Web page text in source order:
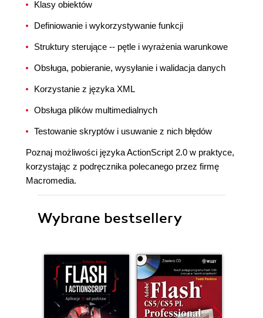
Klasy obiektów
Definiowanie i wykorzystywanie funkcji
Struktury sterujące -- pętle i wyrażenia warunkowe
Obsługa, pobieranie, wysyłanie i walidacja danych
Korzystanie z języka XML
Obsługa plików multimedialnych
Testowanie skryptów i usuwanie z nich błędów
Poznaj możliwości języka ActionScript 2.0 w praktyce,
korzystając z podręcznika polecanego przez firmę
Macromedia.
Wybrane bestsellery